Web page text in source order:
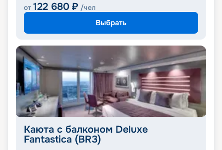
от 122 680 ₽ /чел
Выбрать
Каюта с балконом Deluxe
Fantastica (BR3)